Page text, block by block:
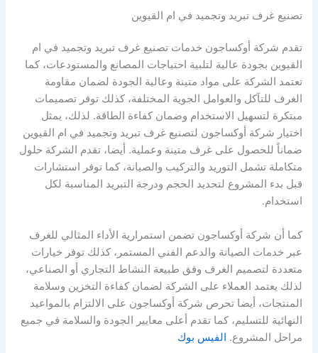
تصنيع غرف تبريد وتجميد في ام القيوين
تقدم شركة أوكساجون خدمات تصنيع غرف تبريد وتجميد في ام
القيوين بجودة عالية لتلبية احتياجات المصانع والمستودعات، كما
تعتمد الشركة على مواد متينة وعالية الجودة لضمان مقاومة
الغرف للتآكل والعوامل الجوية المختلفة، كذلك توفر تصميمات
مبتكرة لتسهيل الاستخدام وضمان كفاءة الطاقة. لذلك، يمثل
اختيار شركة أوكساجون لتصنيع غرف تبريد وتجميد في ام القيوين
ضماناً للحصول على غرف متينة وعملية. أيضا، تقدم الشركة حلول
متكاملة تشمل التوريد والتركيب والصيانة، كما توفر استشارات
قبل بدء المشروع لتحديد الحجم ودرجة التبريد المناسبة لكل
استخدام.
كما أن شركة أوكساجون تضمن استمرارية الأداء المثالي للغرف
عبر خدمات الصيانة والدعم الفني المستمر، كذلك توفر خيارات
متعددة لتصميم الغرف وفق طبيعة النشاط التجاري أو الصناعي،
لذلك يعتمد العملاء على الشركة لضمان كفاءة التخزين وسلامة
المنتجات، أيضا تحرص شركة أوكساجون على الالتزام بالمواعيد
النهائية للتسليم، كما تقدم أعلى معايير الجودة والسلامة في جميع
مراحل المشروع. الفيس بوك